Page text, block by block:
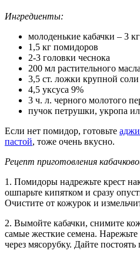
Ингредиенты:
молоденькие кабачки – 3 кг
1,5 кг помидоров
2-3 головки чеснока
200 мл растительного масла
3,5 ст. ложки крупной соли
4,5 уксуса 9%
3 ч. л. черного молотого
пучок петрушки, укропа
Если нет помидор, готовьте
пастой, тоже очень вкусно.
Рецепт приготовления
1. Помидоры надрежьте крест
ошпарьте кипятком и сразу
Очистите от кожурок и
2. Вымойте кабачки, снимите
самые жесткие семена.
через мясорубку. Дайте постоять